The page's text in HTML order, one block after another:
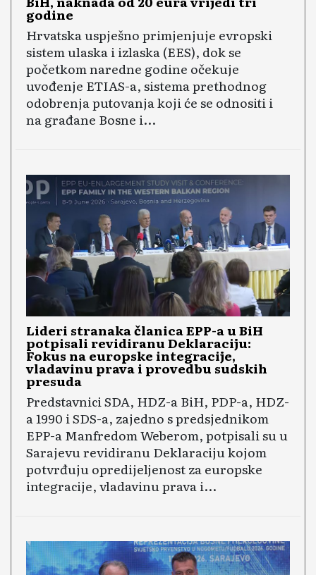
godine
Hrvatska uspješno primjenjuje evropski
sistem ulaska i izlaska (EES), dok se
početkom naredne godine očekuje
uvođenje ETIAS-a, sistema prethodnog
odobrenja putovanja koji će se odnositi i
na građane Bosne i...
Lideri stranaka članica EPP-a u BiH
potpisali revidiranu Deklaraciju:
Fokus na europske integracije,
vladavinu prava i provedbu sudskih
presuda
Predstavnici SDA, HDZ-a BiH, PDP-a, HDZ-
a 1990 i SDS-a, zajedno s predsjednikom
EPP-a Manfredom Weberom, potpisali su u
Sarajevu revidiranu Deklaraciju kojom
potvrđuju opredijeljenost za europske
integracije, vladavinu prava i...